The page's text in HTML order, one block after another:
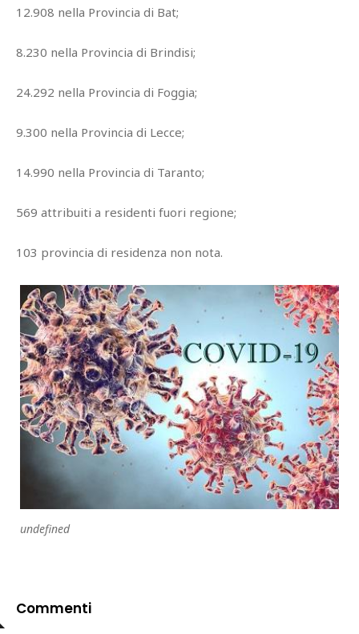
12.908 nella Provincia di Bat;
8.230 nella Provincia di Brindisi;
24.292 nella Provincia di Foggia;
9.300 nella Provincia di Lecce;
14.990 nella Provincia di Taranto;
569 attribuiti a residenti fuori regione;
103 provincia di residenza non nota.
undefined
Commenti